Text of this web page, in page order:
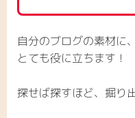
自分のブログの素材に
とても役に立ちます！
探せば探すほど、掘り